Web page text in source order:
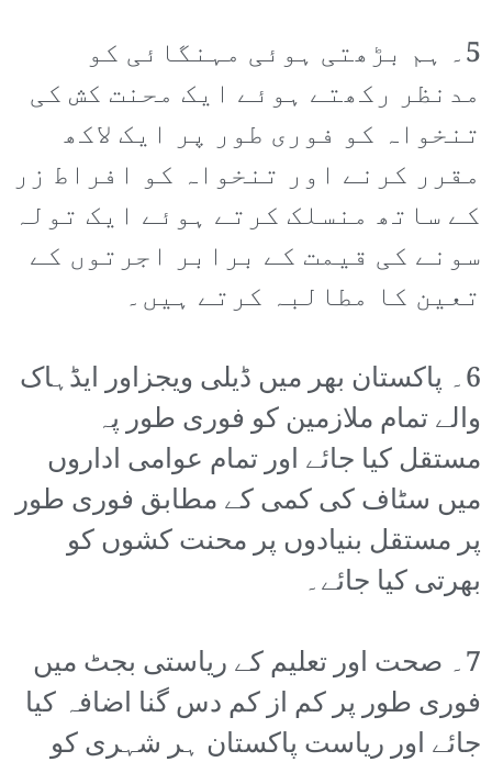
5۔ ہم بڑھتی ہوئی مہنگائی کو
مدنظر رکھتے ہوئے ایک محنت کش کی
تنخواہ کو فوری طور پر ایک لاکھ
مقرر کرنے اور تنخواہ کو افراط زر
کے ساتھ منسلک کرتے ہوئے ایک تولہ
سونے کی قیمت کے برابر اجرتوں کے
تعین کا مطالبہ کرتے ہیں۔
6۔ پاکستان بھر میں ڈیلی ویجزاور ایڈہاک
والے تمام ملازمین کو فوری طور پہ
مستقل کیا جائے اور تمام عوامی اداروں
میں سٹاف کی کمی کے مطابق فوری طور
پر مستقل بنیادوں پر محنت کشوں کو
بھرتی کیا جائے۔
7۔ صحت اور تعلیم کے ریاستی بجٹ میں
فوری طور پر کم از کم دس گنا اضافہ کیا
جائے اور ریاست پاکستان ہر شہری کو